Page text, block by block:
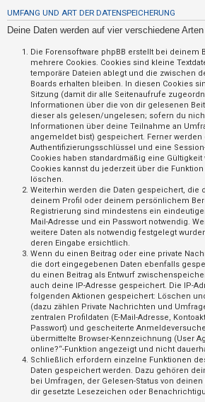
UMFANG UND ART DER DATENSPEICHERUNG
Deine Daten werden auf vier verschiedene
Die Forensoftware phpBB erstellt bei deinem
mehrere Cookies. Cookies sind kleine
temporäre Dateien ablegt und die zwischen
Boards erhalten bleiben. In diesen Cookies
Sitzung (damit dir alle Seitenaufrufe
Informationen über die von dir gelesenen
dieser als gelesen/ungelesen; sofern du
Informationen über deine Teilnahme an
angemeldet bist) gespeichert. Ferner werden
Authentifizierungsschlüssel und eine
Cookies haben standardmäßig eine Gültigkeit
Cookies kannst du jederzeit über die
löschen.
Weiterhin werden die Daten gespeichert, die
deinem Profil oder deinem persönlichem
Registrierung sind mindestens ein
Mail-Adresse und ein Passwort notwendig.
weitere Daten als notwendig festgelegt
deren Eingabe ersichtlich.
Wenn du einen Beitrag oder eine private
die dort eingegebenen Daten ebenfalls
du einen Beitrag als Entwurf
auch deine IP-Adresse gespeichert. Die IP-
folgenden Aktionen gespeichert: Löschen
(dazu zählen Private Nachrichten und
zentralen Profildaten (E-Mail-Adresse,
Passwort) und gescheiterte
übermittelte Browser-Kennzeichnung (User
online?“-Funktion angezeigt und nicht
Schließlich erfordern einzelne Funktionen
Daten gespeichert werden. Dazu gehören
bei Umfragen, der Gelesen-Status von
dir gesetzte Lesezeichen oder